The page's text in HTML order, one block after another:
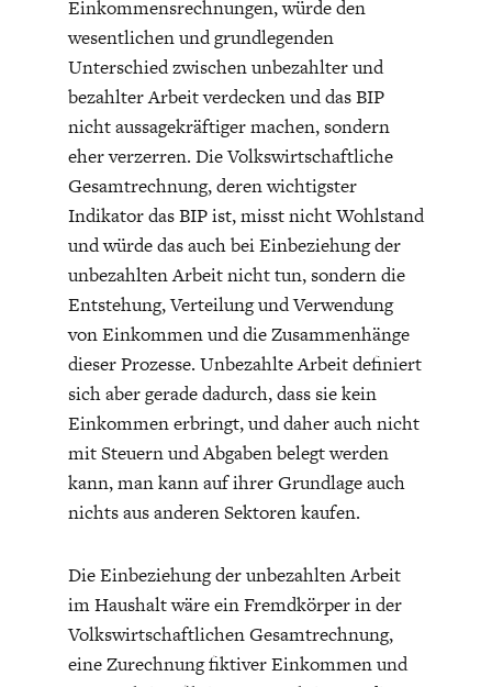
Einkommensrechnungen, würde den
wesentlichen und grundlegenden
Unterschied zwischen unbezahlter und
bezahlter Arbeit verdecken und das BIP
nicht aussagekräftiger machen, sondern
eher verzerren. Die Volkswirtschaftliche
Gesamtrechnung, deren wichtigster
Indikator das BIP ist, misst nicht Wohlstand
und würde das auch bei Einbeziehung der
unbezahlten Arbeit nicht tun, sondern die
Entstehung, Verteilung und Verwendung
von Einkommen und die Zusammenhänge
dieser Prozesse. Unbezahlte Arbeit definiert
sich aber gerade dadurch, dass sie kein
Einkommen erbringt, und daher auch nicht
mit Steuern und Abgaben belegt werden
kann, man kann auf ihrer Grundlage auch
nichts aus anderen Sektoren kaufen.
Die Einbeziehung der unbezahlten Arbeit
im Haushalt wäre ein Fremdkörper in der
Volkswirtschaftlichen Gesamtrechnung,
eine Zurechnung fiktiver Einkommen und